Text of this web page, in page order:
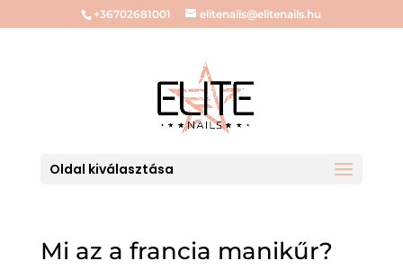
+36702681001 elitenails@elitenails.hu
Oldal kiválasztása
Mi az a francia manikűr?